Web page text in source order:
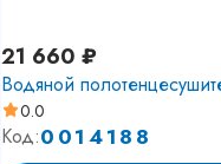
21 660 ₽
Водяной
0.0
Код:0014188